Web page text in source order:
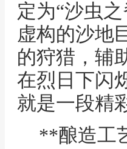
定为“沙虫
虚构的沙地
的狩猎，辅
在烈日下闪
就是一段精
**酿造工